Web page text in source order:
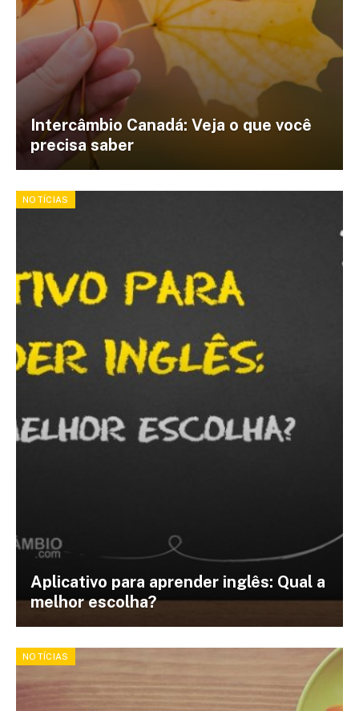
Intercâmbio Canadá: Veja o que você
precisa saber
NOTÍCIAS
Aplicativo para aprender inglês: Qual a
melhor escolha?
NOTÍCIAS